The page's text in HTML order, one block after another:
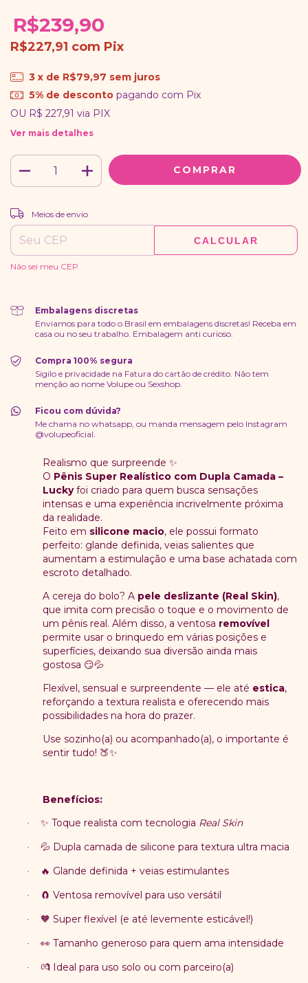
R$239,90
R$227,91 com Pix
3 x de R$79,97 sem juros
5% de descontopagando com Pix
OU R$ 227,91 via PIX
Ver mais detalhes
Entregas para o CEP:
Meios de envio
CALCULAR
Não sei meu CEP
Embalagens discretas
Enviamos para todo o Brasil em embalagens discretas! Receba em
casa ou no seu trabalho. Embalagem anti curioso.
Compra 100% segura
Sigilo e privacidade na Fatura do cartão de crédito. Não tem
menção ao nome Volupe ou Sexshop.
Ficou com dúvida?
Me chama no whatsapp, ou manda mensagem pelo Instagram
@volupeoficial.
Realismo que surpreende✨
O Pênis Super Realístico com Dupla Camada –
Luckyfoi criado para quem busca sensações
intensas e uma experiência incrivelmente próxima
da realidade.
Feito em silicone macio, ele possui formato
perfeito: glande definida, veias salientes que
aumentam a estimulação e uma base achatada com
escroto detalhado.
A cereja do bolo? A pele deslizante (Real Skin),
que imita com precisão o toque e o movimento de
um pênis real. Além disso, a ventosa removível
permite usar o brinquedo em várias posições e
superfícies, deixando sua diversão ainda mais
gostosa 😏💦
Flexível, sensual e surpreendente — ele até estica,
reforçando a textura realista e oferecendo mais
possibilidades na hora do prazer.
Use sozinho(a) ou acompanhado(a), o importante é
sentir tudo! 🍑✨
Benefícios:
· ✨ Toque realista com tecnologia Real Skin
· 💦 Dupla camada de silicone para textura ultra macia
· 🔥 Glande definida + veias estimulantes
· 🧲 Ventosa removível para uso versátil
· 🧡 Super flexível (e até levemente esticável!)
· 👀 Tamanho generoso para quem ama intensidade
· 💏 Ideal para uso solo ou com parceiro(a)